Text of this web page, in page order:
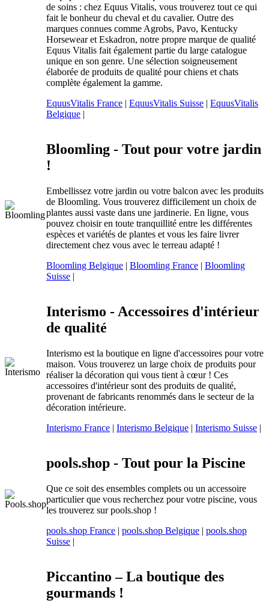
de soins : chez Equus Vitalis, vous trouverez tout ce qui
fait le bonheur du cheval et du cavalier. Outre des
marques connues comme Agrobs, Pavo, Kentucky
Horsewear et Eskadron, notre propre marque de qualité
Equus Vitalis fait également partie du large catalogue
unique en son genre. Une sélection soigneusement
élaborée de produits de qualité pour chiens et chats
complète également la gamme.
EquusVitalis France | EquusVitalis Suisse | EquusVitalis
Belgique |
Bloomling - Tout pour votre jardin
!
Embellissez votre jardin ou votre balcon avec les produits
de Bloomling. Vous trouverez difficilement un choix de
plantes aussi vaste dans une jardinerie. En ligne, vous
pouvez choisir en toute tranquillité entre les différentes
espèces et variétés de plantes et vous les faire livrer
directement chez vous avec le terreau adapté !
Bloomling Belgique | Bloomling France | Bloomling
Suisse |
Interismo - Accessoires d'intérieur
de qualité
Interismo est la boutique en ligne d'accessoires pour votre
maison. Vous trouverez un large choix de produits pour
réaliser la décoration qui vous tient à cœur ! Ces
accessoires d'intérieur sont des produits de qualité,
provenant de fabricants renommés dans le secteur de la
décoration intérieure.
Interismo France | Interismo Belgique | Interismo Suisse |
pools.shop - Tout pour la Piscine
Que ce soit des ensembles complets ou un accessoire
particulier que vous recherchez pour votre piscine, vous
les trouverez sur pools.shop !
pools.shop France | pools.shop Belgique | pools.shop
Suisse |
Piccantino – La boutique des
gourmands !